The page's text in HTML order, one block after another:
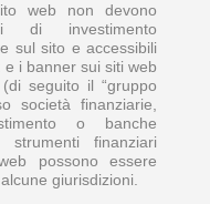
web non devono
di investimento
sul sito e accessibili
i banner sui siti web
seguito il “gruppo
società finanziarie,
o banche
finanziari
possono essere
giurisdizioni.